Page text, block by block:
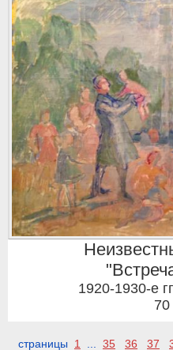
1920-1930-е
70
страницы 1 35 36 37